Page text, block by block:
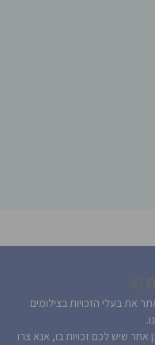
את בעלי הזכויות בצילומים
שיש לכם זכויות בו, אנא צרו